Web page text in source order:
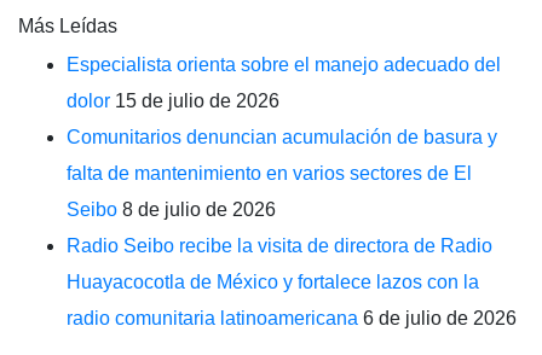
Más Leídas
Especialista orienta sobre el manejo adecuado del
dolor 15 de julio de 2026
Comunitarios denuncian acumulación de basura y
falta de mantenimiento en varios sectores de El
Seibo 8 de julio de 2026
Radio Seibo recibe la visita de directora de Radio
Huayacocotla de México y fortalece lazos con la
radio comunitaria latinoamericana 6 de julio de 2026